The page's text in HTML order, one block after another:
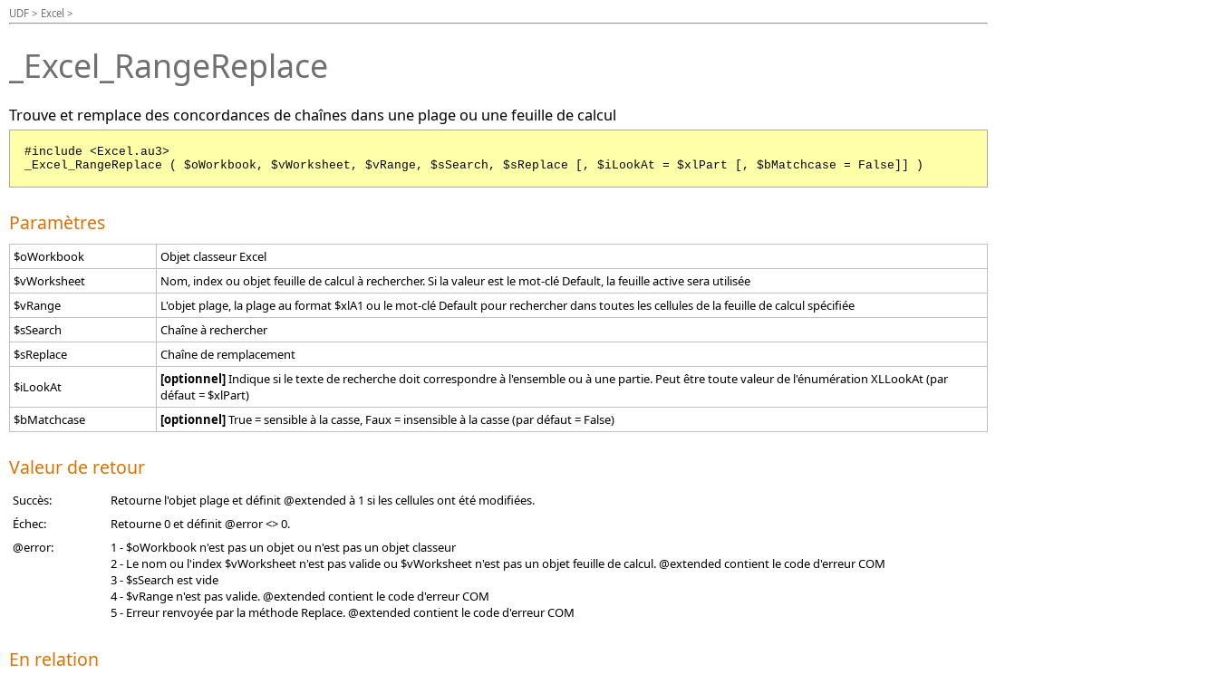
UDF > Excel >
_Excel_RangeReplace
Trouve et remplace des concordances de chaînes dans une plage ou une feuille de calcul
#include <Excel.au3>
_Excel_RangeReplace ( $oWorkbook, $vWorksheet, $vRange, $sSearch, $sReplace [, $iLookAt = $xlPart [, $bMatchcase = False]] )
Paramètres
$oWorkbook
Objet classeur Excel
$vWorksheet
Nom, index ou objet feuille de calcul à rechercher. Si la valeur est le mot-clé Default, la feuille active sera utilisée
$vRange
L'objet plage, la plage au format $xlA1 ou le mot-clé Default pour rechercher dans toutes les cellules de la feuille de calcul spécifiée
$sSearch
Chaîne à rechercher
$sReplace
Chaîne de remplacement
$iLookAt
[optionnel]Indique si le texte de recherche doit correspondre à l'ensemble ou à une partie. Peut être toute valeur de l'énumération XLLookAt (par
défaut = $xlPart)
$bMatchcase
[optionnel]True = sensible à la casse, Faux = insensible à la casse (par défaut = False)
Valeur de retour
Succès:
Retourne l'objet plage et définit @extended à 1 si les cellules ont été modifiées.
Échec:
Retourne 0 et définit @error <> 0.
@error:
1 - $oWorkbook n'est pas un objet ou n'est pas un objet classeur
2 - Le nom ou l'index $vWorksheet n'est pas valide ou $vWorksheet n'est pas un objet feuille de calcul. @extended contient le code d'erreur COM
3 - $sSearch est vide
4 - $vRange n'est pas valide. @extended contient le code d'erreur COM
5 - Erreur renvoyée par la méthode Replace. @extended contient le code d'erreur COM
En relation